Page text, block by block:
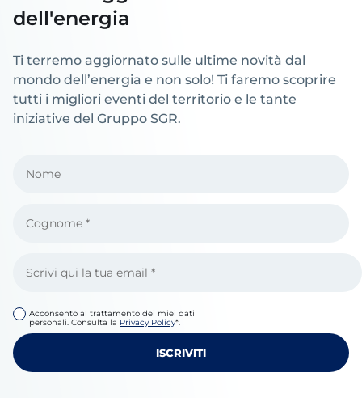
dell'energia
Ti terremo aggiornato sulle ultime novità dal
mondo dell’energia e non solo! Ti faremo scoprire
tutti i migliori eventi del territorio e le tante
iniziative del Gruppo SGR.
Acconsento al trattamento dei miei dati
personali. Consulta la Privacy Policy*.